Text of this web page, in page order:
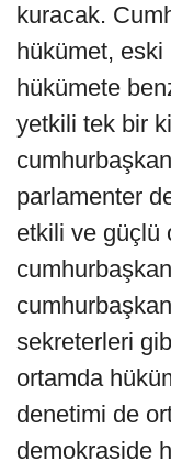
kuracak.
hükümet,
hükümete
yetkili tek bir
parlamenter
etkili ve güçlü
sekreterleri
ortamda
denetimi de
demokraside